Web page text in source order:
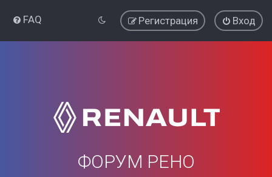
FAQ Вход
Регистрация
ФОРУМ РЕНО